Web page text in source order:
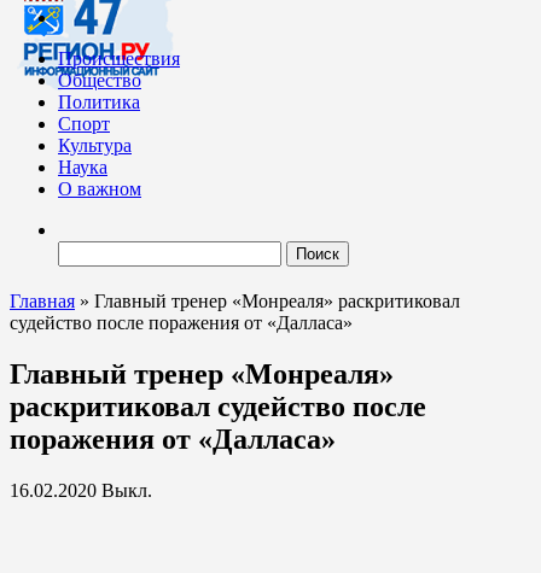
Происшествия
Общество
Политика
Спорт
Культура
Наука
О важном
Главная » Главный тренер «Монреаля» раскритиковал
судейство после поражения от «Далласа»
Главный тренер «Монреаля»
раскритиковал судейство после
поражения от «Далласа»
16.02.2020 Выкл.